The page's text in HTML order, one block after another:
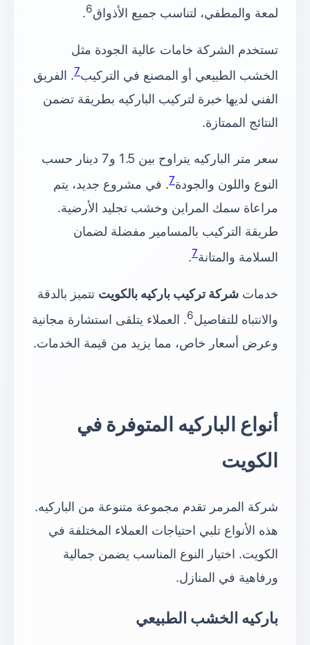
لمعة والمطفي، لتناسب جميع الأذواق6
.
تستخدم الشركة خامات عالية الجودة مثل
الخشب الطبيعي أو المصنع في التركيب7. الفريق
الفني لديها خبرة لتركيب الباركيه بطريقة تضمن
النتائج الممتازة.
سعر متر الباركيه يتراوح بين 1.5 و7 دينار حسب
النوع واللون والجودة7. في مشروع جديد، يتم
مراعاة سمك المراين وخشب تجليد الأرضية.
طريقة التركيب بالمسامير مفضلة لضمان
السلامة والمتانة7
.
خدمات شركة تركيب باركيه بالكويت تتميز بالدقة
والانتباه للتفاصيل6. العملاء يتلقى استشارة مجانية
وعرض أسعار خاص، مما يزيد من قيمة الخدمات.
أنواع الباركيه المتوفرة في
الكويت
شركة المرمر تقدم مجموعة متنوعة من الباركيه.
هذه الأنواع تلبي احتياجات العملاء المختلفة في
الكويت. اختيار النوع المناسب يضمن جمالية
ورفاهية في المنازل.
باركيه الخشب الطبيعي